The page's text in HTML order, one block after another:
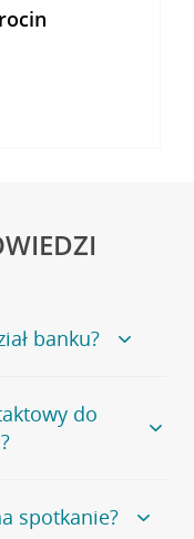
banku?
zapraszamy na
znajduje się
do
numeru
spotkanie?